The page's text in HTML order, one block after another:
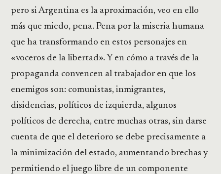
pero si Argentina es la aproximación, veo en ello
más que miedo, pena. Pena por la miseria humana
que ha transformando en estos personajes en
«voceros de la libertad». Y en cómo a través de la
propaganda convencen al trabajador en que los
enemigos son: comunistas, inmigrantes,
disidencias, políticos de izquierda, algunos
políticos de derecha, entre muchas otras, sin darse
cuenta de que el deterioro se debe precisamente a
la minimización del estado, aumentando brechas y
permitiendo el juego libre de un componente